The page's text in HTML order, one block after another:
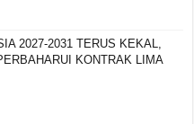
2027-2031 TERUS KEKAL,
KONTRAK LIMA